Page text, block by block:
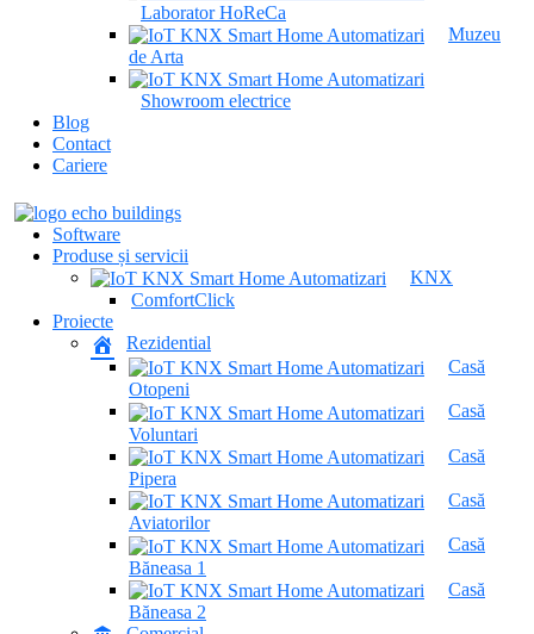
Laborator HoReCa
Muzeu
de Arta
Showroom electrice
Blog
Contact
Cariere
Software
Produse și servicii
KNX
ComfortClick
Proiecte
Rezidential
Casă
Otopeni
Casă
Voluntari
Casă
Pipera
Casă
Aviatorilor
Casă
Băneasa 1
Casă
Băneasa 2